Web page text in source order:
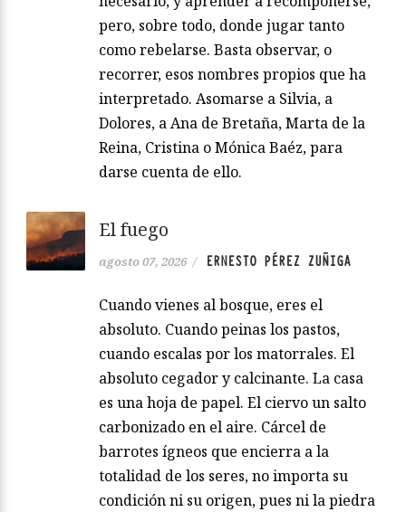
pero, sobre todo, donde jugar tanto
como rebelarse. Basta observar, o
recorrer, esos nombres propios que ha
interpretado. Asomarse a Silvia, a
Dolores, a Ana de Bretaña, Marta de la
Reina, Cristina o Mónica Baéz, para
darse cuenta de ello.
El fuego
agosto 07, 2026 / ERNESTO PÉREZ ZUÑIGA
Cuando vienes al bosque, eres el
absoluto. Cuando peinas los pastos,
cuando escalas por los matorrales. El
absoluto cegador y calcinante. La casa
es una hoja de papel. El ciervo un salto
carbonizado en el aire. Cárcel de
barrotes ígneos que encierra a la
totalidad de los seres, no importa su
condición ni su origen, pues ni la piedra